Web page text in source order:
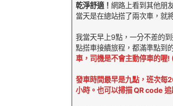
乾淨舒適！網路上看到其他朋
當天是在總站搭了兩次車，就
我當天早上9點，一分不差的
點搭車接續旅程，都滿準點到
車，司機是不會主動停車的喔
發車時間最早是九點，班次每
小時。也可以掃描 QR code